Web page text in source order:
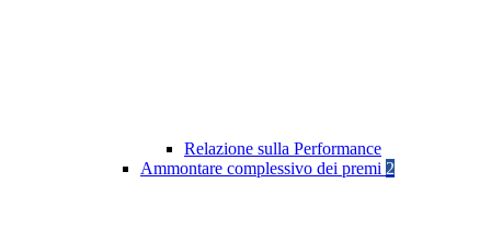
Relazione sulla Performance
Ammontare complessivo dei premi 2